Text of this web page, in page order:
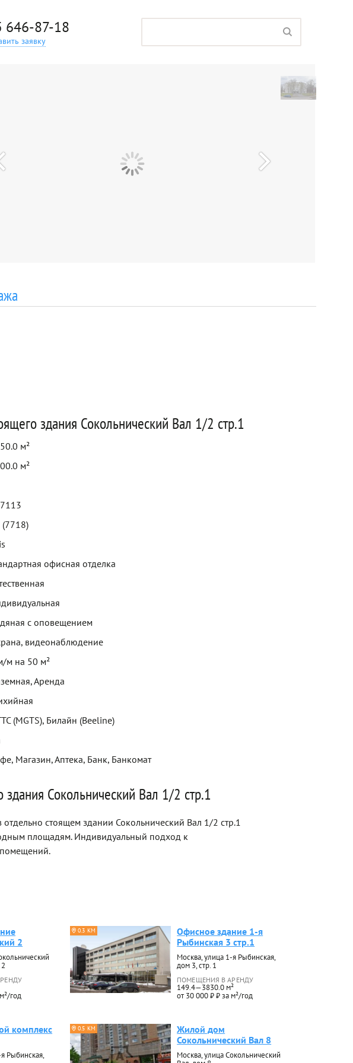
646-87-18
заявку
здания Сокольнический Вал 1/2 стр.1
м²
м²
(7718)
офисная отделка
с оповещением
видеонаблюдение
м на 50 м²
Аренда
(MGTS), Билайн (Beeline)
Магазин, Аптека, Банк, Банкомат
Сокольнический Вал 1/2 стр.1
стоящем здании Сокольнический Вал 1/2 стр.1
площадям. Индивидуальный подход к
2
год
0.3 КМ
Офисное здание 1-я
Рыбинская 3 стр.1
Москва, улица 1-я Рыбинская,
дом 3, стр. 1
ПОМЕЩЕНИЯ В АРЕНДУ
149.4—3830.0 м²
от 30 000 ₽ ₽ за м²/год
комплекс
Рыбинская,
0.5 КМ
Жилой дом
Сокольнический Вал 8
Москва, улица Сокольнический